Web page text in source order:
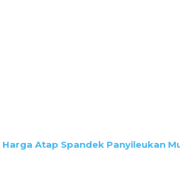
Harga Atap Spandek Panyileukan